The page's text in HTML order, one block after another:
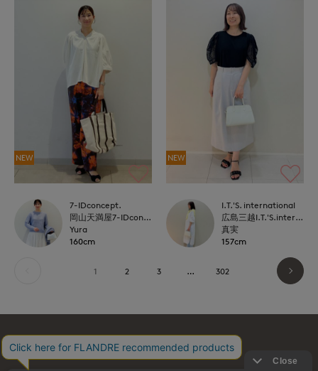
NEW
7-IDconcept.
岡山天満屋7-IDconcept.
Yura
160cm
NEW
I.T.'S. international
広島三越I.T.'S.international
真実
157cm
1 2 3 … 302